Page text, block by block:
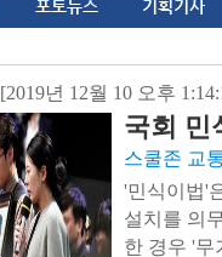
포토뉴스 기획기사
[2019년 12월 10 오후
국회 민
스쿨존 교
'민식이법'
설치를 의
한 경우 '무